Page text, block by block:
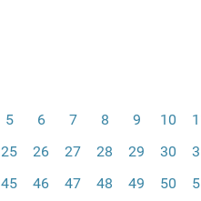
5 6 7 8 9 10
25 26 27 28 29 30
45 46 47 48 49 50